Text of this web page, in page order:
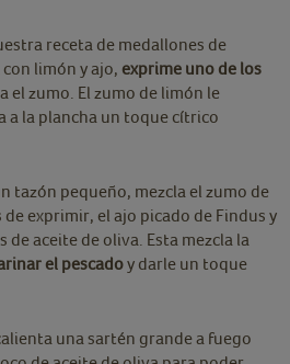
receta de medallones de
limón y ajo, exprime uno de los
el zumo. El zumo de limón le
a la plancha un toque cítrico
tazón pequeño, mezcla el zumo de
exprimir, el ajo picado de Findus y
de aceite de oliva. Esta mezcla la
el pescadoy darle un toque
una sartén grande a fuego